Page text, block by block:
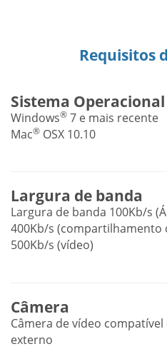
Requisitos
Sistema Operacional
Windows® 7 e mais recente
Mac® OSX 10.10
Largura de banda
Largura de banda 100Kb/s
400Kb/s (compartilhamento
500Kb/s (vídeo)
Câmera
Câmera de vídeo
externo